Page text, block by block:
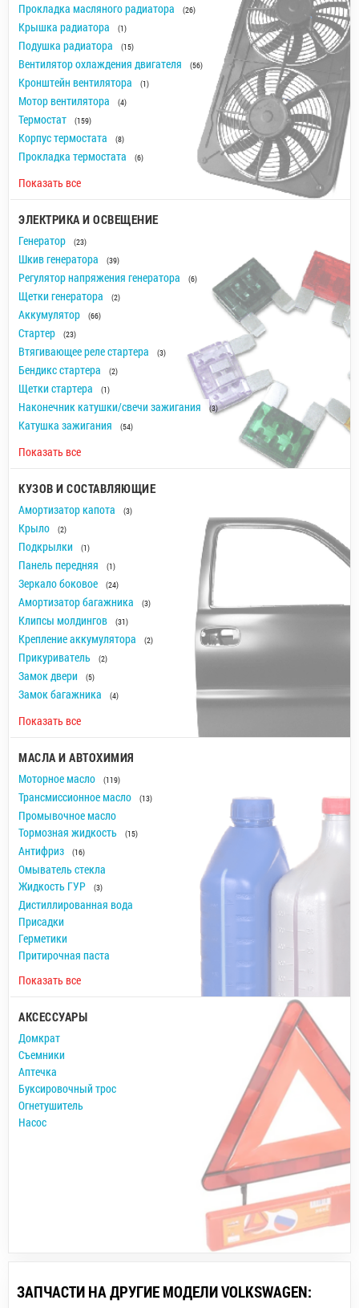
Прокладка масляного радиатора (26)
Крышка радиатора (1)
Подушка радиатора (15)
Вентилятор охлаждения двигателя (56)
Кронштейн вентилятора (1)
Мотор вентилятора (4)
Термостат (159)
Корпус термостата (8)
Прокладка термостата (6)
Показать все
ЭЛЕКТРИКА И ОСВЕЩЕНИЕ
Генератор (23)
Шкив генератора (39)
Регулятор напряжения генератора (6)
Щетки генератора (2)
Аккумулятор (66)
Стартер (23)
Втягивающее реле стартера (3)
Бендикс стартера (2)
Щетки стартера (1)
Наконечник катушки/свечи зажигания (3)
Катушка зажигания (54)
Показать все
КУЗОВ И СОСТАВЛЯЮЩИЕ
Амортизатор капота (3)
Крыло (2)
Подкрылки (1)
Панель передняя (1)
Зеркало боковое (24)
Амортизатор багажника (3)
Клипсы молдингов (31)
Крепление аккумулятора (2)
Прикуриватель (2)
Замок двери (5)
Замок багажника (4)
Показать все
МАСЛА И АВТОХИМИЯ
Моторное масло (119)
Трансмиссионное масло (13)
Промывочное масло
Тормозная жидкость
(15)
Антифриз (16)
Омыватель стекла
Жидкость ГУР
(3)
Дистиллированная вода
Присадки
Герметики
Притирочная паста
Показать все
АКСЕССУАРЫ
Домкрат
Съемники
Аптечка
Буксировочный трос
Огнетушитель
Насос
ЗАПЧАСТИ НА ДРУГИЕ МОДЕЛИ VOLKSWAGEN: